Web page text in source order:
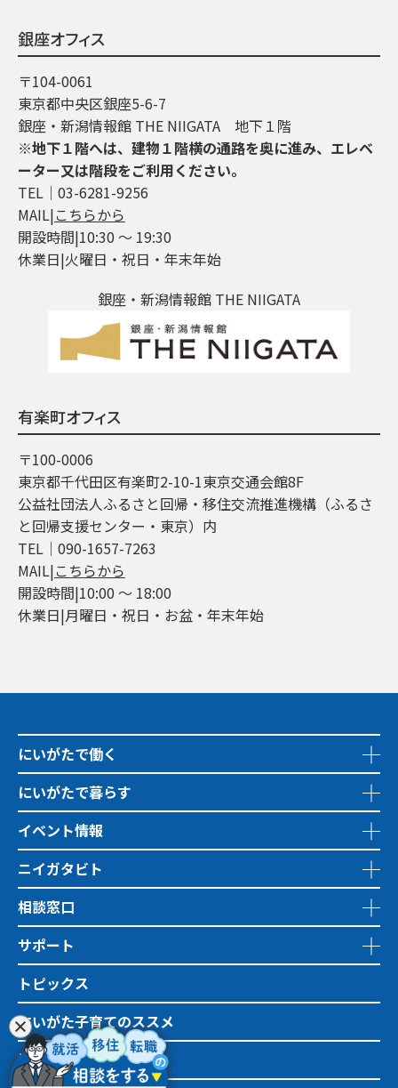
銀座オフィス
〒104-0061
東京都中央区銀座5-6-7
銀座・新潟情報館 THE NIIGATA 地下１階
※地下１階へは、建物１階横の通路を奥に進み、エレベ
ーター又は階段をご利用ください。
TEL│03-6281-9256
MAIL|こちらから
開設時間|10:30 ～ 19:30
休業日|火曜日・祝日・年末年始
銀座・新潟情報館 THE NIIGATA
有楽町オフィス
〒100-0006
東京都千代田区有楽町2-10-1東京交通会館8F
公益社団法人ふるさと回帰・移住交流推進機構（ふるさ
と回帰支援センター・東京）内
TEL│090-1657-7263
MAIL|こちらから
開設時間|10:00 ～ 18:00
休業日|月曜日・祝日・お盆・年末年始
にいがたで働く
にいがたで暮らす
イベント情報
ニイガタビト
相談窓口
サポート
トピックス
にいがた子育てのススメ
地域おこし協力隊